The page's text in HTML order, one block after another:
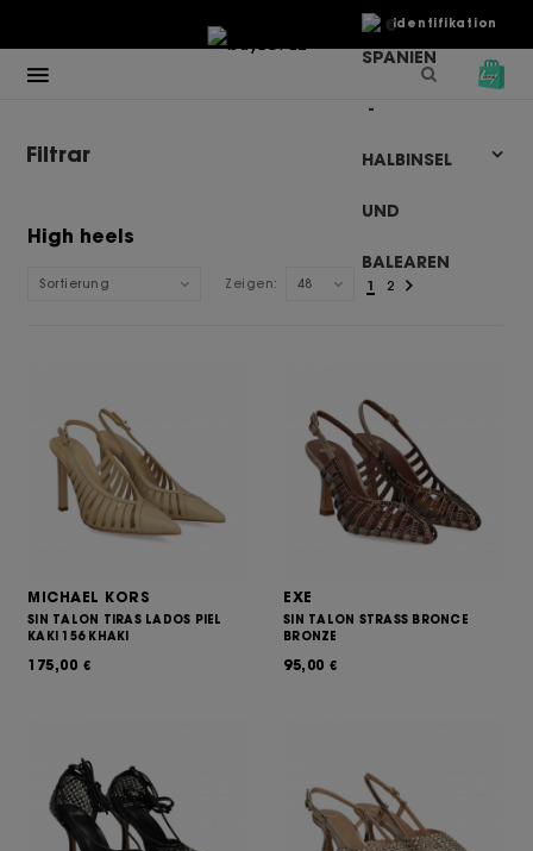
Identifikation
€
High heels
Sortierung Zeigen: 48 1 2
MICHAEL KORS
SIN TALON TIRAS LADOS PIEL
KAKI 156 KHAKI
175,00 €
EXE
SIN TALON STRASS BRONCE
BRONZE
95,00 €
Filtrar